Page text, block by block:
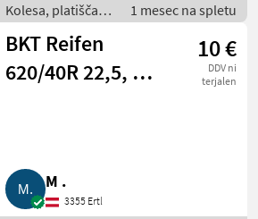
Kolesa, platišča in
pnevmatike /
Pnevmatika za
priklopnik
1 mesec na spletu
BKT Reifen
620/40R 22,5, zu
10 €
DDV ni
terjalen
M .
3355 Ertl